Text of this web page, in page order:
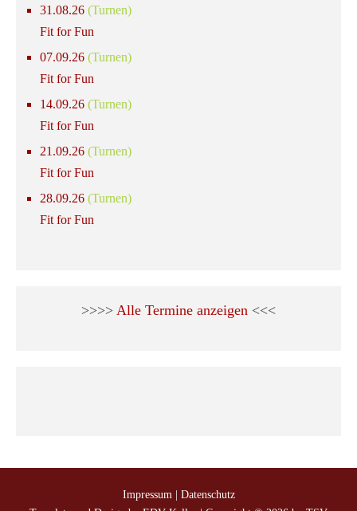
31.08.26 (Turnen)
Fit for Fun
07.09.26 (Turnen)
Fit for Fun
14.09.26 (Turnen)
Fit for Fun
21.09.26 (Turnen)
Fit for Fun
28.09.26 (Turnen)
Fit for Fun
>>>> Alle Termine anzeigen <<<
Impressum
Datenschutz